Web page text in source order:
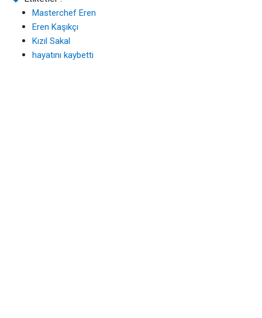
Masterchef Eren
Eren Kaşıkçı
Kızıl Sakal
hayatını kaybetti